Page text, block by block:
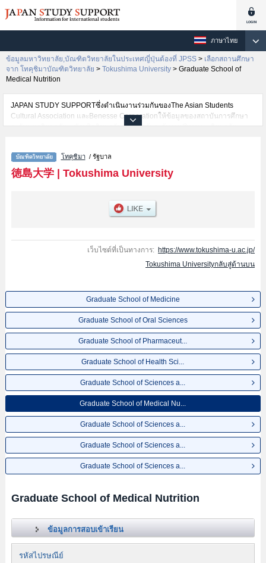
ภาษาไทย
ข้อมูลมหาวิทยาลัย,บัณฑิตวิทยาลัยในประเทศญี่ปุ่นต้องที่ JPSS > เลือกสถานศึกษา
จาก โทคุชิมาบัณฑิตวิทยาลัย > Tokushima University > Graduate School of
Medical Nutrition
JAPAN STUDY SUPPORTซึ่งดำเนินงานร่วมกันของThe Asian Students
Cultural Association และBenesse Corporationให้ข้อมูลของสถาบันการศึกษา
ระดับมหาวิทยาลัย・บัณฑิตวิทยาลัย・วิทยาลัยระดับอนุปริญญา・วิทยาลัย
ต่างชาติเช่นGraduate School of MedicineหรือGraduate School of Oral
SciencesหรือGraduate School of Pharmaceutical SciencesหรือGraduate
School of Health SciencesหรือGraduate School of Sciences and Technology
NutritionหรือGraduate School of Sciences and Technology for Innovation
(Regional Development, Clinical Psychology)หรือGraduate School of
(Sciences and Technology for Innovation) เป็นต้น,ข้อมูลของแต่ละสาขา
วิจัย,ข้อมูลการสอบคัดเลือกเข้าศึกษาเช่นจำนวนคนที่รับสมัครหรือจำนวนคนที่
ผ่านการสอบคัดเลือกเป็นต้น,แนะนำสถานที่,การเดินทางเป็นต้นไว้ด้วยดังนั้นขอ
โทคุชิมา/ รัฐบาล
徳島大学| Tokushima University
เว็บไซต์ที่เป็นทางการ: https://www.tokushima-u.ac.jp/
Tokushima Universityกลับสู่ด้านบน
Graduate School of Medicine
Graduate School of Oral Sciences
Graduate School of Pharmaceut...
Graduate School of Health Sci...
Graduate School of Sciences a...
Graduate School of Medical Nu...
Graduate School of Sciences a...
Graduate School of Sciences a...
Graduate School of Sciences a...
Graduate School of Medical Nutrition
ข้อมูลการสอบเข้าเรียน
รหัสไปรษณีย์